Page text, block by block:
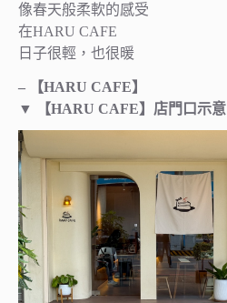
像春天般柔軟的感受
在HARU CAFE
日子很輕，也很暖
– 【HARU CAFE】
▼
【HARU CAFE】店門口示意